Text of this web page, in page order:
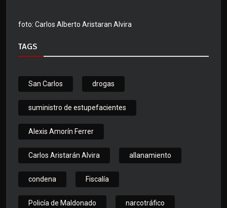
foto: Carlos Alberto Aristaran Alvira
TAGS
San Carlos drogas
suministro de estupefacientes
Alexis Amorín Ferrer
Carlos Aristarán Alvira allanamiento
condena Fiscalía
Policía de Maldonado narcotráfico